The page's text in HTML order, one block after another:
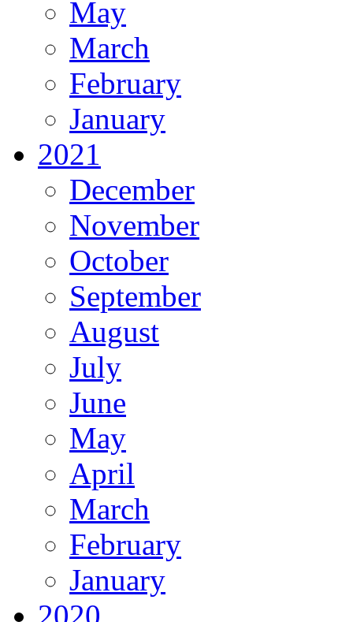
May
March
February
January
2021
December
November
October
September
August
July
June
May
April
March
February
January
2020